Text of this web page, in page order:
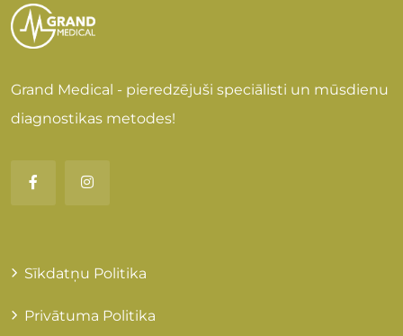
Grand Medical - pieredzējuši speciālisti un mūsdienu
diagnostikas metodes!
Sīkdatņu Politika
Privātuma Politika